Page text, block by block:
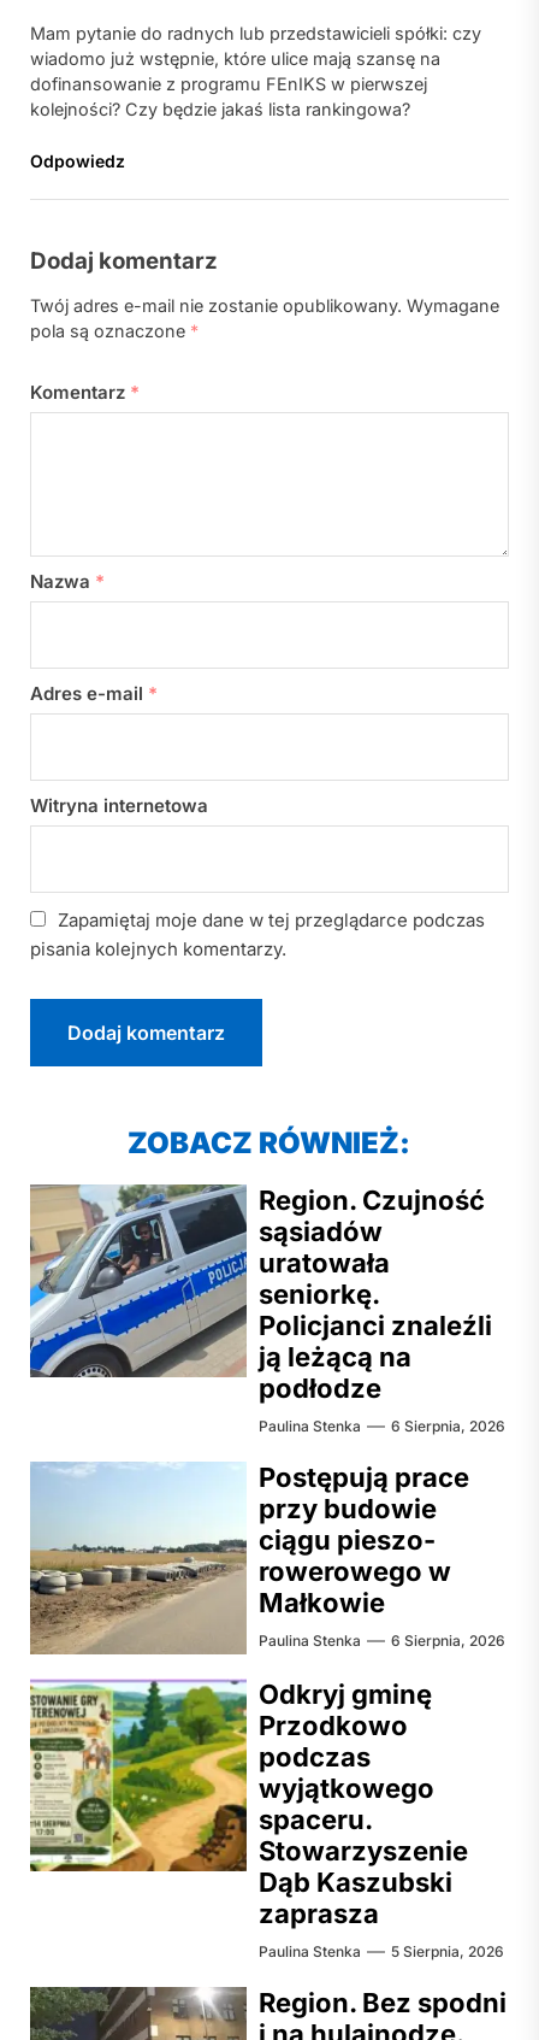
Mam pytanie do radnych lub przedstawicieli spółki: czy
wiadomo już wstępnie, które ulice mają szansę na
dofinansowanie z programu FEnIKS w pierwszej
kolejności? Czy będzie jakaś lista rankingowa?
Odpowiedz
Dodaj komentarz
Twój adres e-mail nie zostanie opublikowany. Wymagane
pola są oznaczone *
Komentarz *
Nazwa *
Adres e-mail *
Witryna internetowa
Zapamiętaj moje dane w tej przeglądarce podczas
pisania kolejnych komentarzy.
ZOBACZ RÓWNIEŻ:
Region. Czujność
sąsiadów
uratowała
seniorkę.
Policjanci znaleźli
ją leżącą na
podłodze
Paulina Stenka 6 Sierpnia, 2026
Postępują prace
przy budowie
ciągu pieszo-
rowerowego w
Małkowie
Paulina Stenka 6 Sierpnia, 2026
Odkryj gminę
Przodkowo
podczas
wyjątkowego
spaceru.
Stowarzyszenie
Dąb Kaszubski
zaprasza
Paulina Stenka 5 Sierpnia, 2026
Region. Bez spodni
i na hulajnodze.